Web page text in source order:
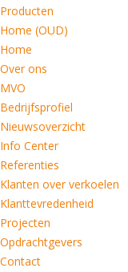
Producten
Home (OUD)
Home
Over ons
MVO
Bedrijfsprofiel
Nieuwsoverzicht
Info Center
Referenties
Klanten over verkoelen
Klanttevredenheid
Projecten
Opdrachtgevers
Contact